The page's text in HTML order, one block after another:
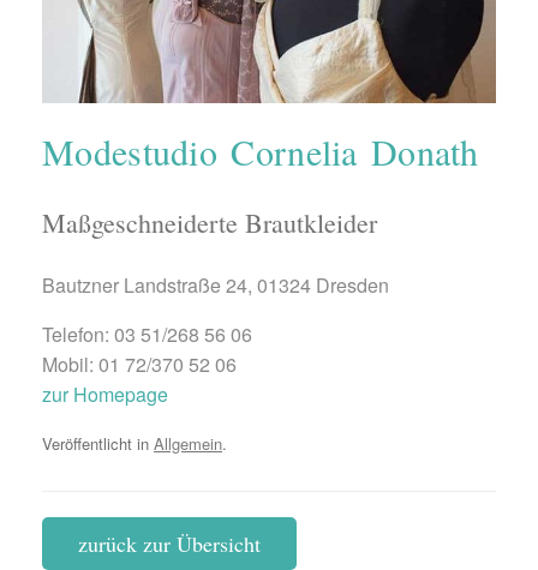
Modestudio Cornelia Donath
Maßgeschneiderte Brautkleider
Bautzner Landstraße 24, 01324 Dresden
Telefon: 03 51/268 56 06
Mobil: 01 72/370 52 06
zur Homepage
Veröffentlicht in Allgemein.
zurück zur Übersicht